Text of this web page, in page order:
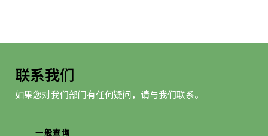
联系我们
如果您对我们部门有任何疑问，请与我们联系。
一般查询